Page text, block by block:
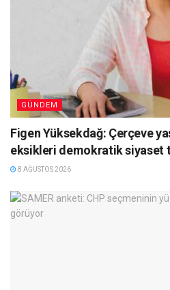
GÜNDEM
Figen Yüksekdağ: Çerçeve
eksikleri demokratik siyaset
8 AĞUSTOS 2026